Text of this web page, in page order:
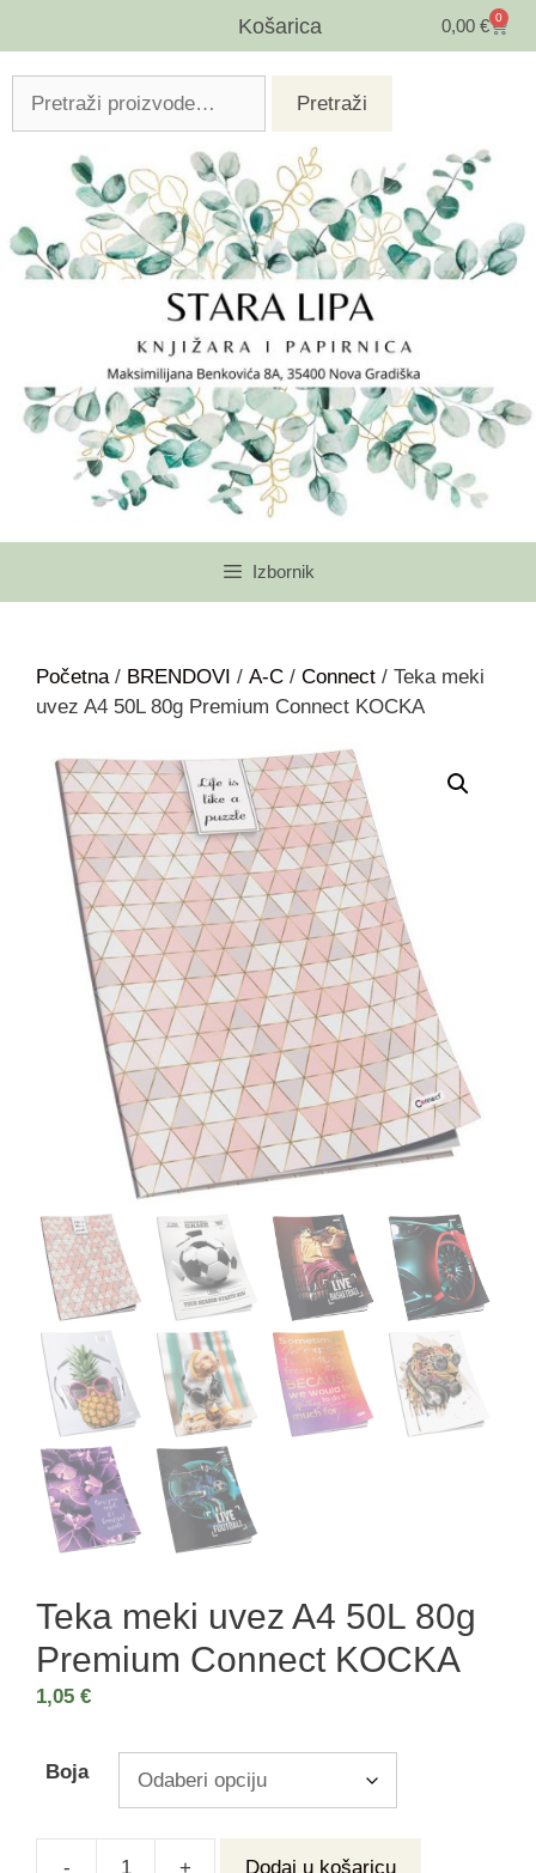
Košarica 0,00 € 0
Pretraži
Izbornik
Početna/ BRENDOVI / A-C / Connect / Teka meki
uvez A4 50L 80g Premium Connect KOCKA
Teka meki uvez A4 50L 80g
Premium Connect KOCKA
1,05 €
Boja
- + Dodaj u košaricu